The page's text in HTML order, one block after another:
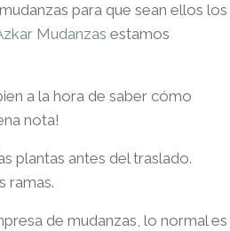
para que sean ellos los
Mudanzas estamos
a la hora de saber cómo
nota!
plantas antes del traslado.
ramas.
de mudanzas, lo normal es